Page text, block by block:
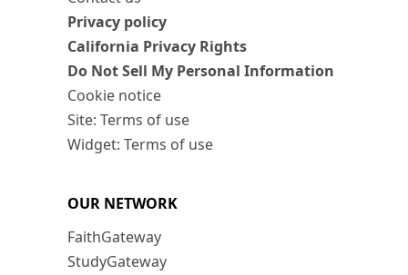
Privacy policy
California Privacy Rights
Do Not Sell My Personal Information
Cookie notice
Site: Terms of use
Widget: Terms of use
OUR NETWORK
FaithGateway
StudyGateway